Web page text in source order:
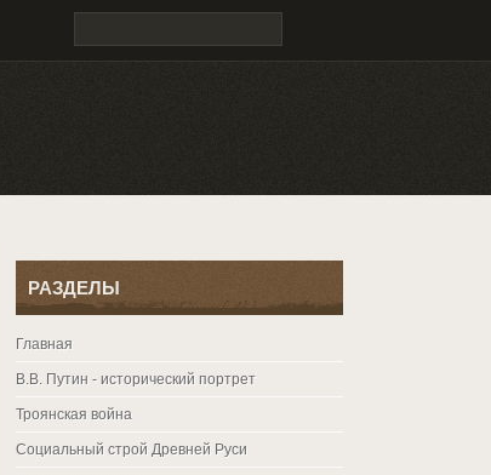
РАЗДЕЛЫ
Главная
В.В. Путин - исторический портрет
Троянская война
Социальный строй Древней Руси